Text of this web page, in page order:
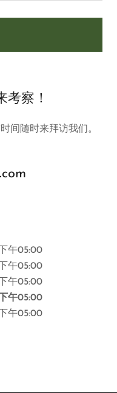
考察！
间随时来拜访我们。
午05:00
午05:00
午05:00
午05:00
午05:00